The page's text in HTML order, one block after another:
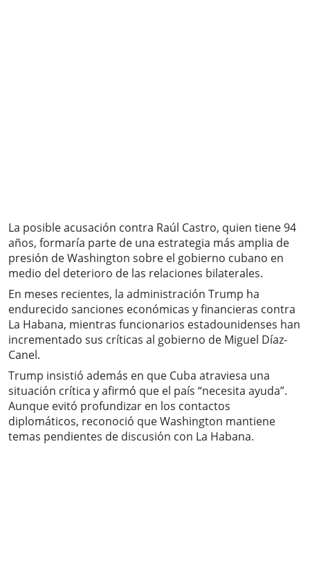
La posible acusación contra Raúl Castro, quien tiene 94
años, formaría parte de una estrategia más amplia de
presión de Washington sobre el gobierno cubano en
medio del deterioro de las relaciones bilaterales.
En meses recientes, la administración Trump ha
endurecido sanciones económicas y financieras contra
La Habana, mientras funcionarios estadounidenses han
incrementado sus críticas al gobierno de Miguel Díaz-
Canel.
Trump insistió además en que Cuba atraviesa una
situación crítica y afirmó que el país “necesita ayuda”.
Aunque evitó profundizar en los contactos
diplomáticos, reconoció que Washington mantiene
temas pendientes de discusión con La Habana.